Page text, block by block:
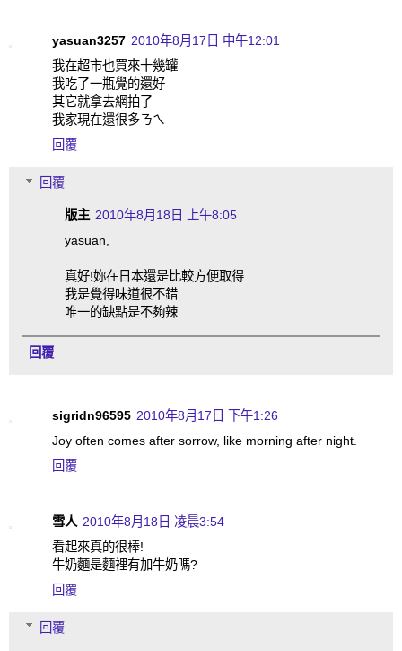
yasuan3257 2010年8月17日 中午12:01
我在超市也買來十幾罐
我吃了一瓶覺的還好
其它就拿去網拍了
我家現在還很多ㄋㄟ
回覆
回覆
版主 2010年8月18日 上午8:05
yasuan,
真好!妳在日本還是比較方便取得
我是覺得味道很不錯
唯一的缺點是不夠辣
回覆
sigridn96595 2010年8月17日 下午1:26
Joy often comes after sorrow, like morning after night.
回覆
雪人 2010年8月18日 凌晨3:54
看起來真的很棒!
牛奶麵是麵裡有加牛奶嗎?
回覆
回覆